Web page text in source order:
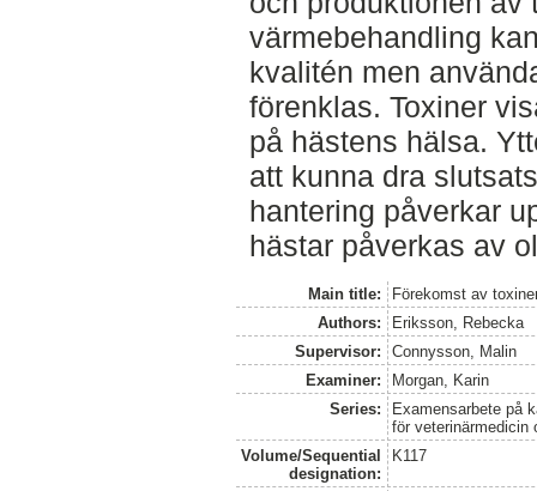
värmebehandling
kvalitén men
förenklas. Toxiner
på hästens hälsa.
att kunna dra
hantering påverkar
hästar påverkas av
Main title:
Förekomst av
Authors:
Eriksson, Rebecka
Supervisor:
Connysson, Malin
Examiner:
Morgan, Karin
Series:
Examensarbete på
för veterinärmedicin
Volume/Sequential
designation:
K117